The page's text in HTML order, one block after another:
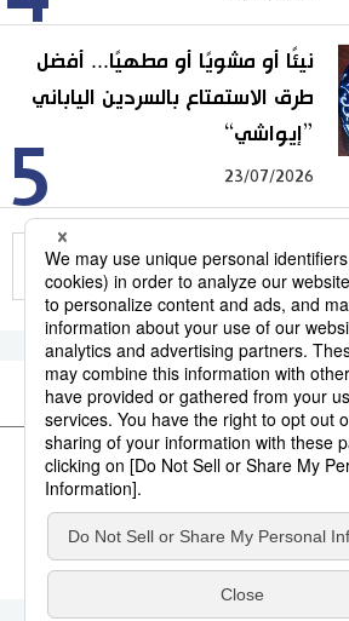
5
نيئًا أو مشويًا أو مطهيًا... أفضل
طرق الاستمتاع بالسردين الياباني
”إيواشي“
23/07/2026
للمزيد
مجتمع طوكيو الجنس
المجتمع الياباني